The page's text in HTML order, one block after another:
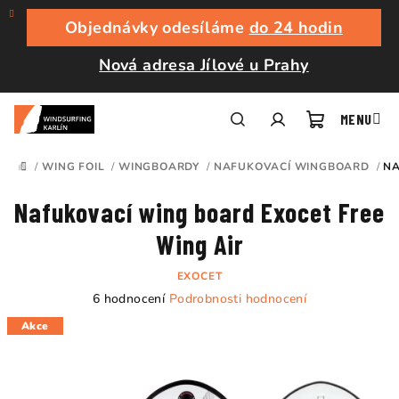
Přejít
obsah
Objednávky odesíláme do 24 hodin
Nová adresa Jílové u Prahy
košík
DOMŮ
/ WING FOIL / WINGBOARDY / NAFUKOVACÍ WINGBOARD /
Nafukovací wing board Exocet Free
Wing Air
EXOCET
Průměrné
6 hodnocení Podrobnosti hodnocení
Akce